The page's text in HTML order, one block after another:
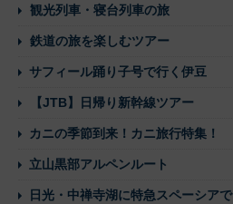
観光列車・寝台列車の旅
鉄道の旅を楽しむツアー
サフィール踊り子号で行く伊豆
【JTB】日帰り新幹線ツアー
カニの季節到来！カニ旅行特集！
立山黒部アルペンルート
日光・中禅寺湖に特急スペーシアで